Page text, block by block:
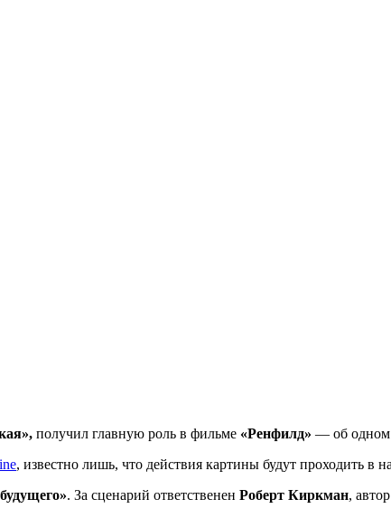
получил главную роль в фильме «Ренфилд» — об одном
, известно лишь, что действия картины будут проходить в
. За сценарий ответственен Роберт Киркман,